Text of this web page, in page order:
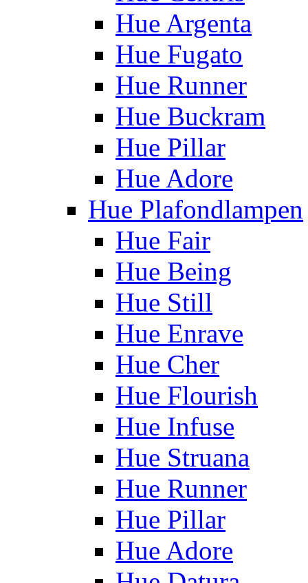
Hue Argenta
Hue Fugato
Hue Runner
Hue Buckram
Hue Pillar
Hue Adore
Hue Plafondlampen
Hue Fair
Hue Being
Hue Still
Hue Enrave
Hue Cher
Hue Flourish
Hue Infuse
Hue Struana
Hue Runner
Hue Pillar
Hue Adore